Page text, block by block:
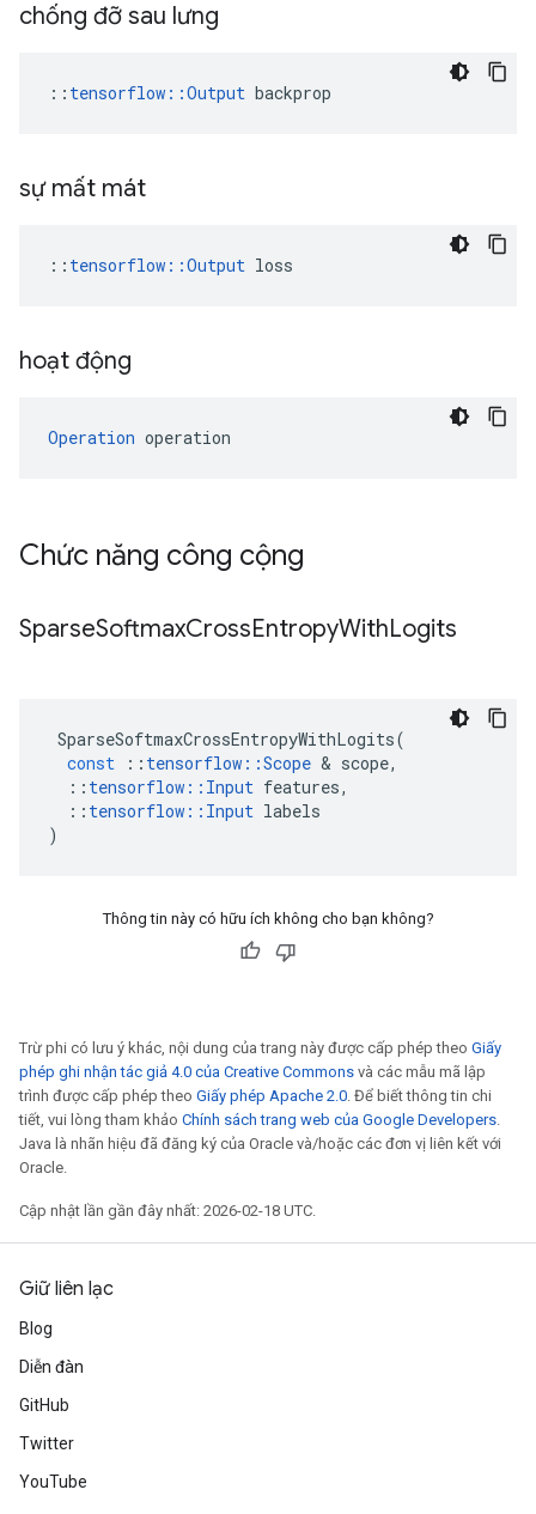
chống đỡ sau lưng
:: tensorflow::Output backprop
sự mất mát
:: tensorflow::Output loss
hoạt động
Operation operation
Chức năng công cộng
SparseSoftmaxCrossEntropyWithLogits
SparseSoftmaxCrossEntropyWithLogits(
const
:: tensorflow ::Scope & scope,
:: tensorflow :: Input features,
:: tensorflow :: Input labels
)
Thông tin này có hữu ích không cho bạn không?
Trừ phi có lưu ý khác, nội dung của trang này được cấp phép theo Giấy
phép ghi nhận tác giả 4.0 của Creative Commons và các mẫu mã lập
trình được cấp phép theo Giấy phép Apache 2.0. Để biết thông tin chi
tiết, vui lòng tham khảo Chính sách trang web của Google Developers.
Java là nhãn hiệu đã đăng ký của Oracle và/hoặc các đơn vị liên kết với
Oracle.
Cập nhật lần gần đây nhất: 2026-02-18 UTC.
Giữ liên lạc
Blog
Diễn đàn
GitHub
Twitter
YouTube